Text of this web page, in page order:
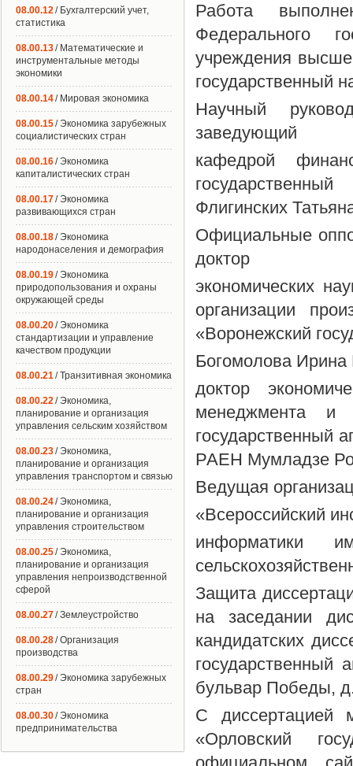
Работа
Федерального
учреждения
государственный
Научный
заведующий
кафедрой
Флигинских
Официальные
доктор
экономических
организации
«Воронежский
Богомолова Ирина
доктор
менеджмента и
государственный
РАЕН Мумладзе
Ведущая
«Всероссийский
информатики
Защита
на заседании
кандидатских
государственный
бульвар Победы,
С диссертацией
«Орловский
08.00.12/ Бухгалтерский учет,
статистика
08.00.13/ Математические и
инструментальные методы
экономики
08.00.14/ Мировая экономика
08.00.15/ Экономика зарубежных
социалистических стран
08.00.16/ Экономика
капиталистических стран
08.00.17/ Экономика
развивающихся стран
08.00.18/ Экономика
народонаселения и демография
08.00.19/ Экономика
природопользования и охраны
окружающей среды
08.00.20/ Экономика
стандартизации и управление
качеством продукции
08.00.21/ Транзитивная экономика
08.00.22/ Экономика,
планирование и организация
управления сельским хозяйством
08.00.23/ Экономика,
планирование и организация
управления транспортом и связью
08.00.24/ Экономика,
планирование и организация
управления строительством
08.00.25/ Экономика,
планирование и организация
управления непроизводственной
сферой
08.00.27/ Землеустройство
08.00.28/ Организация
производства
08.00.29/ Экономика зарубежных
стран
08.00.30/ Экономика
предпринимательства